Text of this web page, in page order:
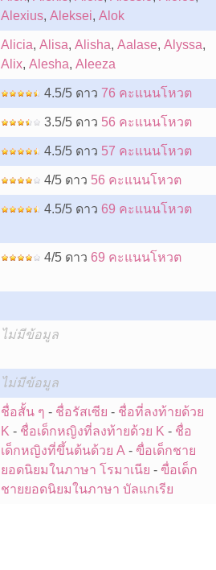
Alexius, Aleksei, Alok
Alicia, Alisa, Alisha, Aalase, Alyssa,
Alix, Alesha, Aleeza
4.5/5 ดาว 76 คะแนนโหวต
3.5/5 ดาว 56 คะแนนโหวต
4.5/5 ดาว 57 คะแนนโหวต
4/5 ดาว 56 คะแนนโหวต
4.5/5 ดาว 69 คะแนนโหวต
4/5 ดาว 69 คะแนนโหวต
ไม่มีข้อมูล
ไม่มีข้อมูล
ชื่อสั้น ๆ - ชื่อรัสเซีย - ชื่อที่ลงท้ายด้วย
K - ชื่อเด็กหญิงที่ลงท้ายด้วย K - ชื่อ
เด็กหญิงที่ขึ้นต้นด้วย A - ฃื่อเด็กชาย
ยอดนิยมในภาษา โรมาเนีย - ฃื่อเด็ก
ชายยอดนิยมในภาษา บัลแกเรีย